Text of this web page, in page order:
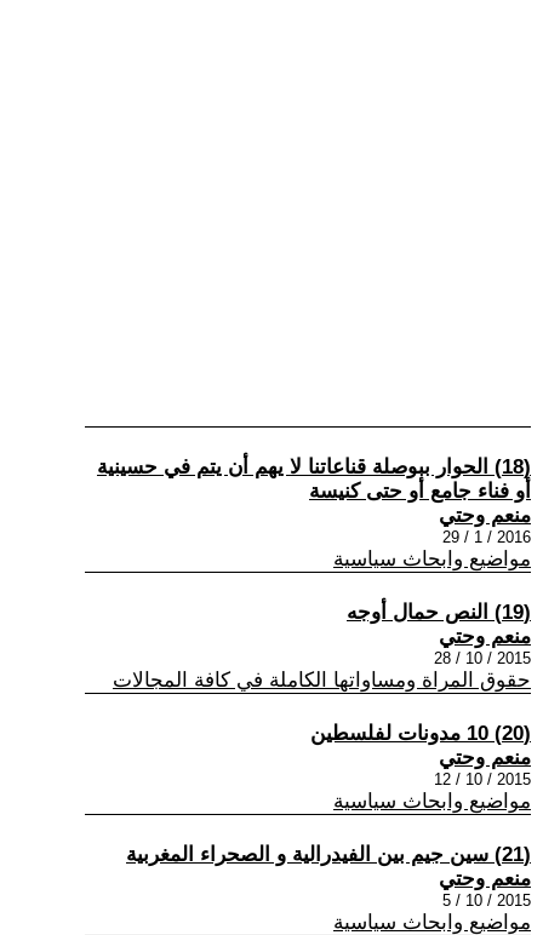
(18) الحوار ببوصلة قناعاتنا لا يهم أن يتم في حسينية
أو فناء جامع أو حتى كنيسة
منعم وحتي
2016 / 1 / 29
مواضيع وابحاث سياسية
(19) النص حمال أوجه
منعم وحتي
2015 / 10 / 28
حقوق المراة ومساواتها الكاملة في كافة المجالات
(20) 10 مدونات لفلسطين
منعم وحتي
2015 / 10 / 12
مواضيع وابحاث سياسية
(21) سين جيم بين الفيدرالية و الصحراء المغربية
منعم وحتي
2015 / 10 / 5
مواضيع وابحاث سياسية